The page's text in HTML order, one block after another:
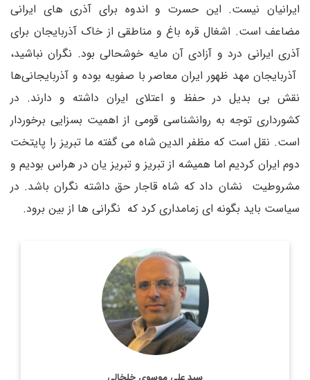
ایرانیان نیست‌. این حسرت و اندوه برای آذری های ایرانی
مضاعف است. اشغال قره باغ و مناطقی از خاک آذربایجان برای
آذری ایرانی درد و آزادی آن مایه خوشحالی بود. نگران نباشید،
آذربایجان مهد ظهور ایران معاصر با صفویه بوده و آذربایجانی‌ها
نقش بی بدیل در حفظ و اعتلای ایران داشته و دارند. در
کشورداری توجه به روانشناسی قومی از اهمیت بسزایی برخوردار
است. نقل است که مظفر الدین شاه می گفته ما تبریز را پایتخت
دوم ایران کردیم اما همیشه از تبریز و تبریز یان در هراس بودیم و
مشروطیت نشان داد که شاه قاجار حق داشته نگران باشد. در
سیاست باید بگونه ای زمامداری کرد که نگرانی ها از بین برود.
روزنامه نگار، نویسنده، مترجم و سردبیر دیپلماسی ایرانی.
اطلاعات بیشتر